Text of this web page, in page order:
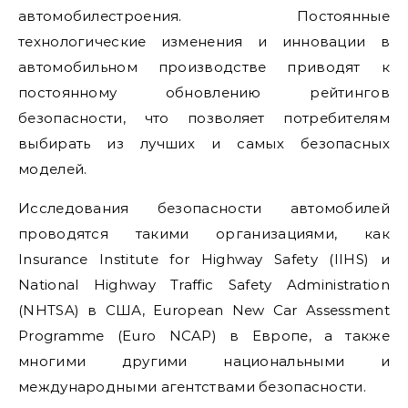
автомобилестроения. Постоянные
технологические изменения и инновации в
автомобильном производстве приводят к
постоянному обновлению рейтингов
безопасности, что позволяет потребителям
выбирать из лучших и самых безопасных
моделей.
Исследования безопасности автомобилей
проводятся такими организациями, как
Insurance Institute for Highway Safety (IIHS) и
National Highway Traffic Safety Administration
(NHTSA) в США, European New Car Assessment
Programme (Euro NCAP) в Европе, а также
многими другими национальными и
международными агентствами безопасности.